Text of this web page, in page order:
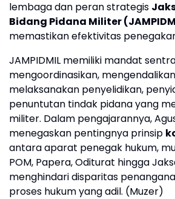
lembaga dan peran strategis
Bidang Pidana Militer
memastikan efektivitas
JAMPIDMIL memiliki mandat
mengoordinasikan,
melaksanakan penyelidikan,
penuntutan tindak pidana yang
militer. Dalam pengajarannya,
menegaskan pentingnya prinsip
antara aparat penegak hukum,
POM, Papera, Oditurat hingga
menghindari disparitas
proses hukum yang adil. (Muzer)